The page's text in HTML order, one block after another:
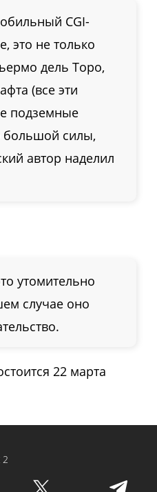
CGI-
это не только
дель Торо,
(все эти
подземные
большой силы,
автор наделил
утомительно
случае оно
22 марта
2